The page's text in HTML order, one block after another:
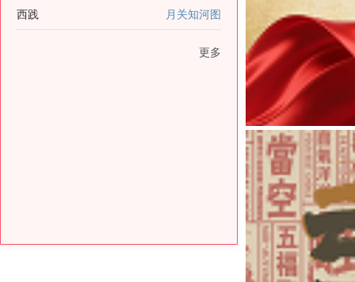
西践 月关知河图
更多